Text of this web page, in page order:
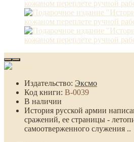
Издательство: Эксмо
Код книги: B-0039
В наличии
История русской армии
сражений, ее страницы -
самоотверженного служения ..